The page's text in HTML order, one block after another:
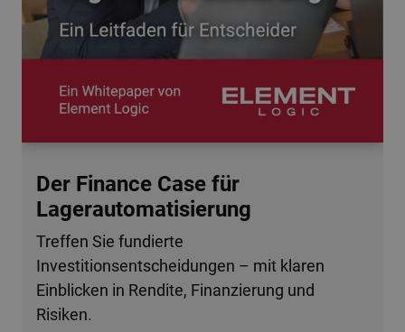
Der Finance Case für
Lagerautomatisierung
Treffen Sie fundierte
Investitionsentscheidungen – mit klaren
Einblicken in Rendite, Finanzierung und
Risiken.